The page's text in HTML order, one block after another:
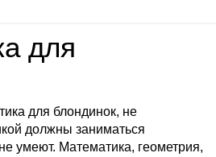
для
для блондинок, не
должны заниматься
умеют. Математика, геометрия,